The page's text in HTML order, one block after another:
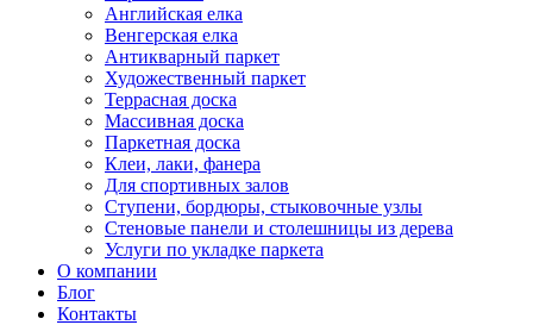
Английская елка
Венгерская елка
Антикварный паркет
Художественный паркет
Террасная доска
Массивная доска
Паркетная доска
Клеи, лаки, фанера
Для спортивных залов
Ступени, бордюры, стыковочные узлы
Стеновые панели и столешницы из дерева
Услуги по укладке паркета
О компании
Блог
Контакты